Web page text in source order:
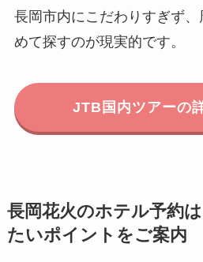
長岡市内にこだわりすぎず
めて探すのが現実的です。
JTB国内ツアーの
長岡花火のホテル予約
たいポイントをご案内